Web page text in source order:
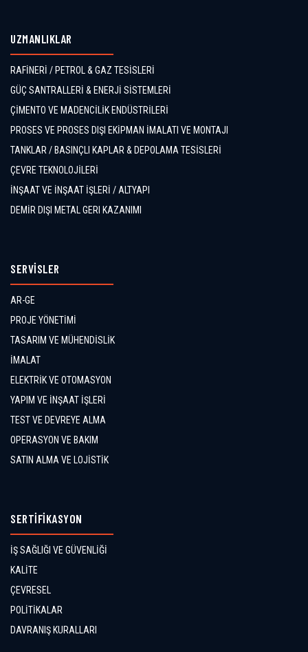
UZMANLIKLAR
RAFİNERİ / PETROL & GAZ TESİSLERİ
GÜÇ SANTRALLERİ & ENERJİ SİSTEMLERİ
ÇİMENTO VE MADENCİLİK ENDÜSTRİLERİ
PROSES VE PROSES DIŞI EKİPMAN İMALATI VE MONTAJI
TANKLAR / BASINÇLI KAPLAR & DEPOLAMA TESİSLERİ
ÇEVRE TEKNOLOJİLERİ
İNŞAAT VE İNŞAAT İŞLERİ / ALTYAPI
DEMİR DIŞI METAL GERI KAZANIMI
SERVİSLER
AR-GE
PROJE YÖNETİMİ
TASARIM VE MÜHENDİSLİK
İMALAT
ELEKTRİK VE OTOMASYON
YAPIM VE İNŞAAT İŞLERİ
TEST VE DEVREYE ALMA
OPERASYON VE BAKIM
SATIN ALMA VE LOJİSTİK
SERTİFİKASYON
İŞ SAĞLIĞI VE GÜVENLİĞİ
KALİTE
ÇEVRESEL
POLİTİKALAR
DAVRANIŞ KURALLARI